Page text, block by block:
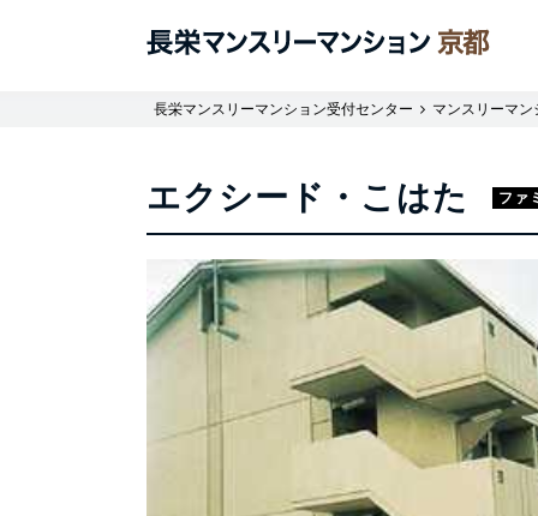
長栄マンスリーマンション受付センター マンスリーマ
エクシード・こはた ファ